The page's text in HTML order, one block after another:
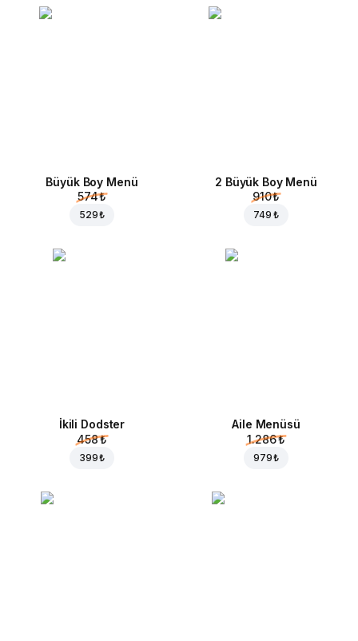
Büyük Boy Menü
574 ₺
529 ₺
2 Büyük Boy Menü
910 ₺
749 ₺
İkili Dodster
458 ₺
399 ₺
Aile Menüsü
1.286 ₺
979 ₺